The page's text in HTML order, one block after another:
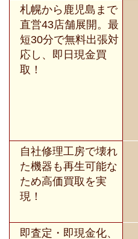
札幌から鹿児島まで
直営43店舗展開。最
短30分で無料出張対
応し、即日現金買
取！
自社修理工房で壊れ
た機器も再生可能な
ため高価買取を実
現！
即査定・即現金化、